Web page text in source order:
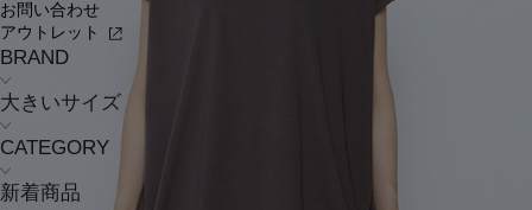
お問い合わせ
アウトレット
BRAND
大きいサイズ
CATEGORY
新着商品